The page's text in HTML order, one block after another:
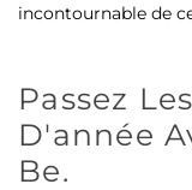
incontournable de
Passez
D'année
Be.